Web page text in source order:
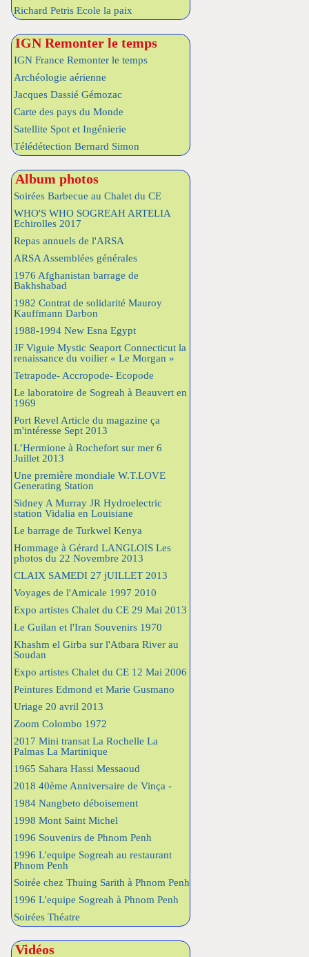
Richard Petris Ecole la paix
IGN Remonter le temps
IGN France Remonter le temps
Archéologie aérienne
Jacques Dassié Gémozac
Carte des pays du Monde
Satellite Spot et Ingénierie
Télédétection Bernard Simon
Album photos
Soirées Barbecue au Chalet du CE
WHO'S WHO SOGREAH ARTELIA
Echirolles 2017
Repas annuels de l'ARSA
ARSA Assemblées générales
1976 Afghanistan barrage de
Bakhshabad
1982 Contrat de solidarité Mauroy
Kauffmann Darbon
1988-1994 New Esna Egypt
JF Viguie Mystic Seaport Connecticut la
renaissance du voilier « Le Morgan »
Tetrapode- Accropode- Ecopode
Le laboratoire de Sogreah à Beauvert en
1969
Port Revel Article du magazine ça
m'intéresse Sept 2013
L’Hermione à Rochefort sur mer 6
Juillet 2013
Une première mondiale W.T.LOVE
Generating Station
Sidney A Murray JR Hydroelectric
station Vidalia en Louisiane
Le barrage de Turkwel Kenya
Hommage à Gérard LANGLOIS Les
photos du 22 Novembre 2013
CLAIX SAMEDI 27 jUILLET 2013
Voyages de l'Amicale 1997 2010
Expo artistes Chalet du CE 29 Mai 2013
Le Guilan et l'Iran Souvenirs 1970
Khashm el Girba sur l'Atbara River au
Soudan
Expo artistes Chalet du CE 12 Mai 2006
Peintures Edmond et Marie Gusmano
Uriage 20 avril 2013
Zoom Colombo 1972
2017 Mini transat La Rochelle La
Palmas La Martinique
1965 Sahara Hassi Messaoud
2018 40ème Anniversaire de Vinça -
1984 Nangbeto déboisement
1998 Mont Saint Michel
1996 Souvenirs de Phnom Penh
1996 L'equipe Sogreah au restaurant
Phnom Penh
Soirée chez Thuing Sarith à Phnom Penh
1996 L'equipe Sogreah à Phnom Penh
Soirées Théatre
Vidéos